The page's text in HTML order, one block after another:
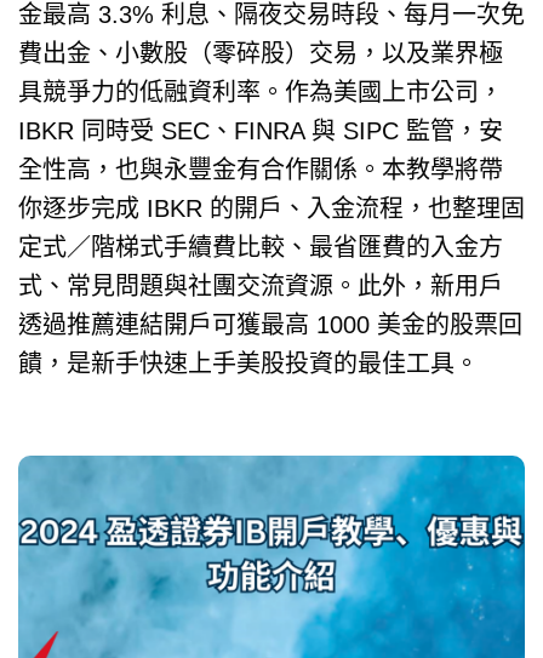
金最高 3.3% 利息、隔夜交易時段、每月一次免
費出金、小數股（零碎股）交易，以及業界極
具競爭力的低融資利率。作為美國上市公司，
IBKR 同時受 SEC、FINRA 與 SIPC 監管，安
全性高，也與永豐金有合作關係。本教學將帶
你逐步完成 IBKR 的開戶、入金流程，也整理固
定式／階梯式手續費比較、最省匯費的入金方
式、常見問題與社團交流資源。此外，新用戶
透過推薦連結開戶可獲最高 1000 美金的股票回
饋，是新手快速上手美股投資的最佳工具。